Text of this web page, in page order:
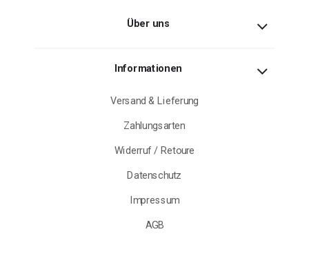
Über uns
Informationen
Versand & Lieferung
Zahlungsarten
Widerruf / Retoure
Datenschutz
Impressum
AGB